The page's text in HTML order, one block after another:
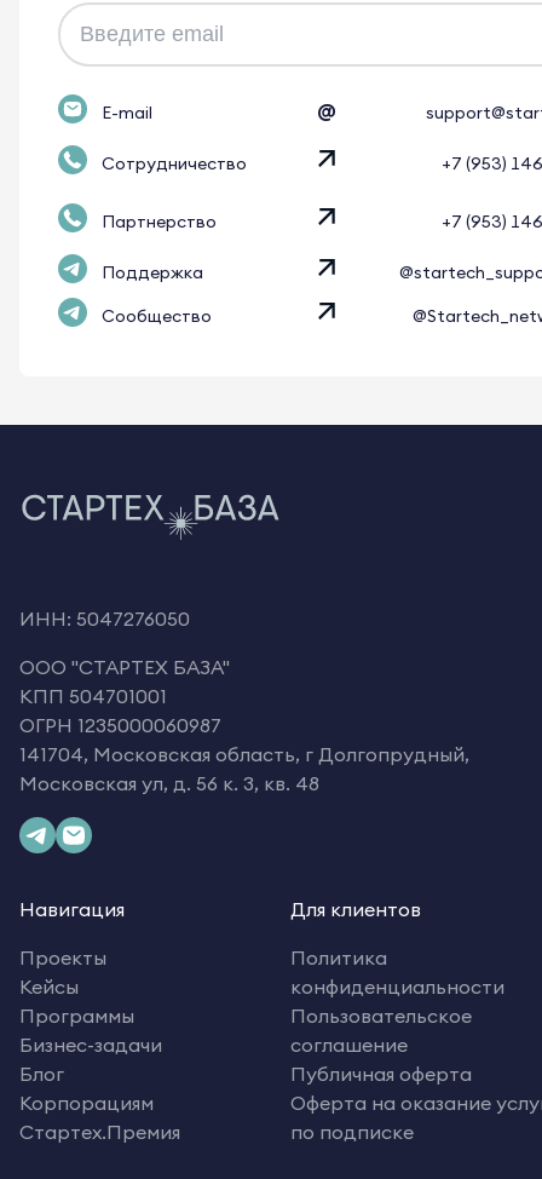
E-mail @
Сотрудничество +7 (953)
Партнерство +7 (953)
Поддержка
Сообщество
ИНН: 5047276050
OOO "СТАРТЕХ БАЗА"
КПП 504701001
ОГРН 1235000060987
141704, Московская область, г Долгопрудный,
Московская ул, д. 56 к. 3, кв. 48
Навигация
Проекты
Кейсы
Программы
Бизнес-задачи
Блог
Корпорациям
Стартех.Премия
Для клиентов
Политика
конфиденциальности
Пользовательское
соглашение
Публичная оферта
Оферта на оказание
по подписке